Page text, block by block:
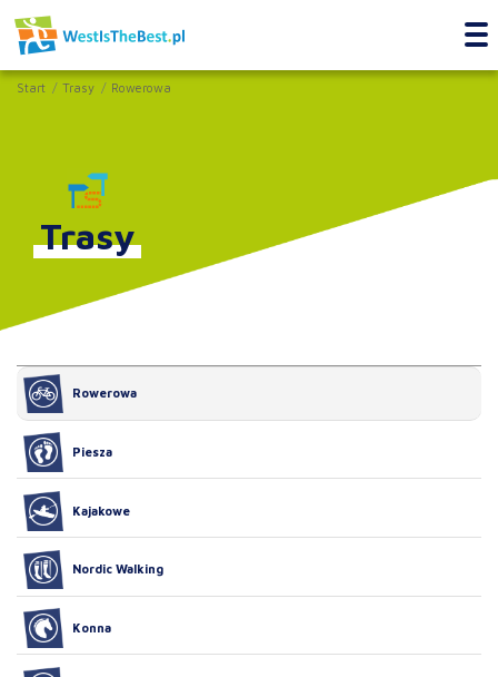
Start Trasy Rowerowa
Trasy
Rowerowa
Piesza
Kajakowe
Nordic Walking
Konna